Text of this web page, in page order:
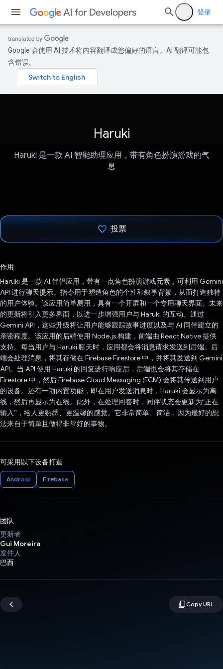
登录
Google 会使用 AI 技术将内容翻译成您偏好的语言。AI 翻译可能包
含错误。
Haruki
Haruki 是一款 AI 智能助理应用，带有角色扮演游戏的气
息
投票
作用
Haruki 是一款 AI 伴侣应用，带有一点角色扮演游戏元素，可利用 Gemini
API 进行聊天提示。指令用于塑造角色的个性和叙事背景，从而打造独特
的用户体验。该应用简单易用，具有一个开屏和一个专用聊天界面。未来
的更新将引入更多界面，以进一步增强用户与 Haruki 的互动。通过
Gemini API，这些升级将让用户能够跟踪故事进度以及与 AI 同伴建立的
亲密程度。该应用的后端使用 Node.js 构建，前端由 React Native 提供
支持。每当用户与 Haruki 聊天时，应用都会将消息请求发送到后端。后
端会处理消息，将其存储在 Firebase Firestore 中，并将其发送到 Gemini
API。当 API 使用 Haruki 的回复进行响应后，后端也会将其存储在
Firestore 中，然后 Firebase Cloud Messaging (FCM) 会将其传送到用户
的设备。还有一项内置功能，即在用户发送消息时，Haruki 会显示为离
线，然后再显示为在线。此外，在处理回答时，同伴状态会更新为“正在
输入”，给人更熟悉、更温馨的感觉。它非常简单、简洁，因为最好的想
法来自于简单且做得非常好的事物。
可采用以下设备打造
Android Firebase
团队
更新者
Gui Moreira
发件人
巴西